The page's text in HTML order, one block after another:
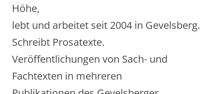
Höhe,
lebt und arbeitet seit 2004 in Gevelsberg.
Schreibt Prosatexte.
Veröffentlichungen von Sach- und
Fachtexten in mehreren